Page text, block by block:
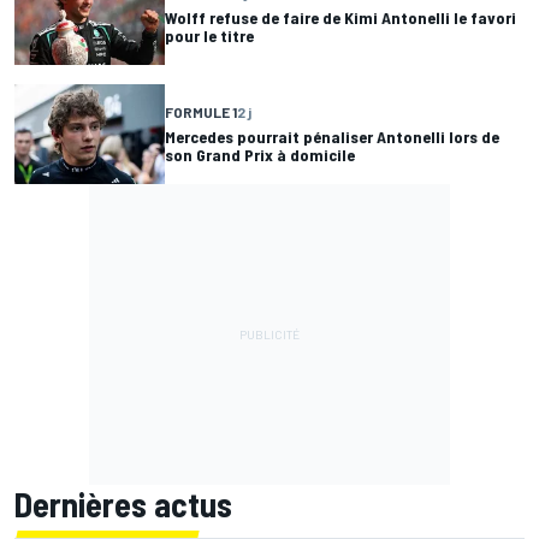
Wolff refuse de faire de Kimi Antonelli le favori
pour le titre
FORMULE 12 j
Mercedes pourrait pénaliser Antonelli lors de
son Grand Prix à domicile
Dernières actus